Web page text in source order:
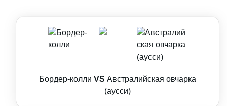
Бордер-колли VS Австралийская овчарка
(аусси)